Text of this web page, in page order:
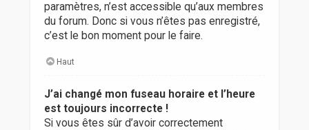
paramètres, n’est accessible qu’aux membres
du forum. Donc si vous n’êtes pas enregistré,
c’est le bon moment pour le faire.
Haut
J’ai changé mon fuseau horaire et l’heure
est toujours incorrecte !
Si vous êtes sûr d’avoir correctement